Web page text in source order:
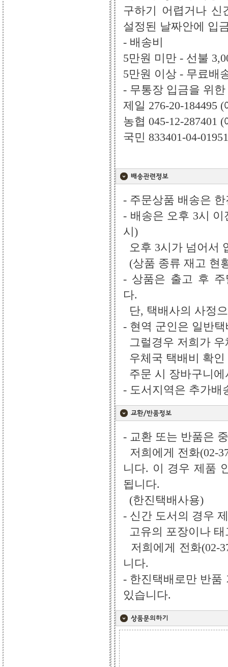
구하기 어렵거나
설정된 날짜안에 입
- 배송비
5만원 미만 - 선불
5만원 이상 - 무료배
- 무통장 입금을 위
제일 276-20-184495
농협 045-12-287401
국민 833401-04-
- 주문상품 배송은
- 배송은 오후 3시
시)
오후 3시가 넘어서
(상품 종류 재고 현
- 상품은 출고 후 주
다.
단, 택배사의 사정
- 현역 군인은 일반
그럴경우 저희가
우체국 택배비 확
주문 시 장바구니
- 도서지역은 추가배
- 교환 또는 반품은
저희에게 전화(02-
니다. 이 경우 제품
됩니다.
(한진택배사용)
- 신간 도서의 경우
고유의 포장이나
저희에게 전화(02-
니다.
- 한진택배로만 반품
있습니다.